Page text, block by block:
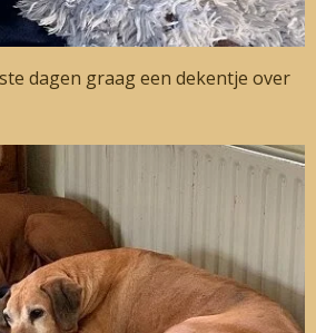
dagen graag een dekentje over